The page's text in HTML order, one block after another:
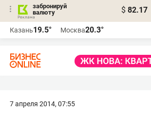
забронируй
валюту
$ 82.17
Казань19.5° Москва20.3°
7 апреля 2014, 07:55